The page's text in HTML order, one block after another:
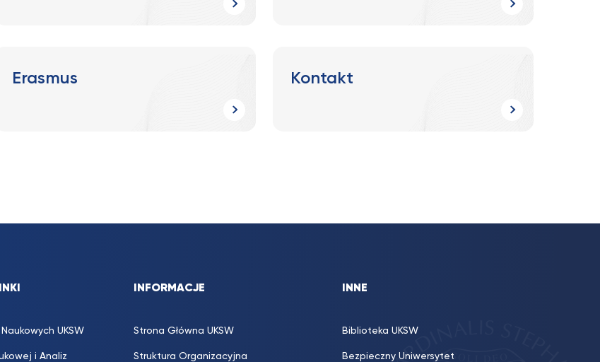
Erasmus Kontakt
UKSW
i Analiz
INFORMACJE
Strona Główna UKSW
Struktura Organizacyjna
INNE
Biblioteka UKSW
Bezpieczny Uniwersytet